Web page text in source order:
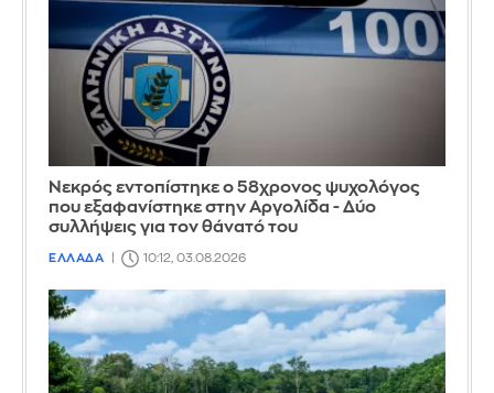
Νεκρός εντοπίστηκε ο 58χρονος ψυχολόγος
που εξαφανίστηκε στην Αργολίδα - Δύο
συλλήψεις για τον θάνατό του
ΕΛΛΑΔΑ 10:12, 03.08.2026